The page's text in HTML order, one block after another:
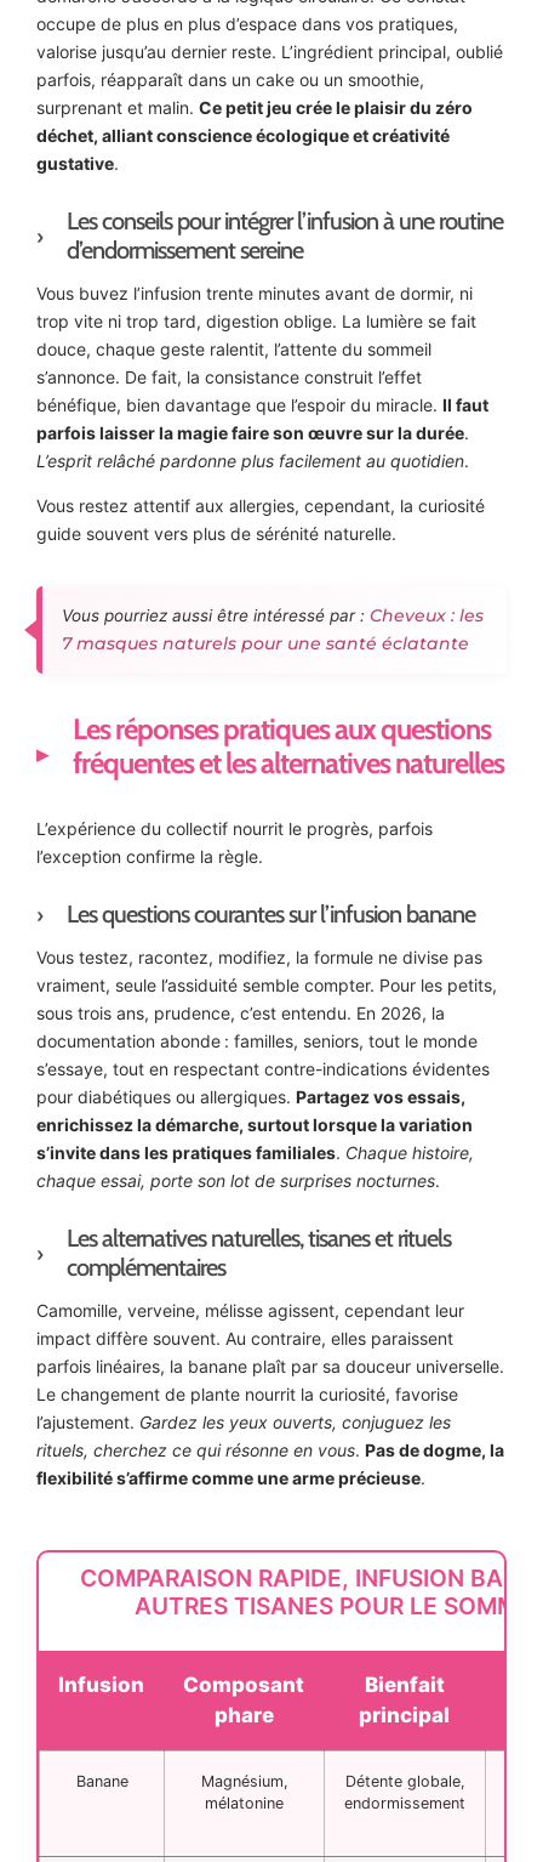
occupe de plus en plus d’espace dans vos pratiques,
valorise jusqu’au dernier reste. L’ingrédient principal, oublié
parfois, réapparaît dans un cake ou un smoothie,
surprenant et malin. Ce petit jeu crée le plaisir du zéro
déchet, alliant conscience écologique et créativité
gustative.
Les conseils pour intégrer l’infusion à une routine
d’endormissement sereine
Vous buvez l’infusion trente minutes avant de dormir, ni
trop vite ni trop tard, digestion oblige. La lumière se fait
douce, chaque geste ralentit, l’attente du sommeil
s’annonce. De fait, la consistance construit l’effet
bénéfique, bien davantage que l’espoir du miracle. Il faut
parfois laisser la magie faire son œuvre sur la durée.
L’esprit relâché pardonne plus facilement au quotidien.
Vous restez attentif aux allergies, cependant, la curiosité
guide souvent vers plus de sérénité naturelle.
Vous pourriez aussi être intéressé par : Cheveux : les
7 masques naturels pour une santé éclatante
Les réponses pratiques aux questions
fréquentes et les alternatives naturelles
L’expérience du collectif nourrit le progrès, parfois
l’exception confirme la règle.
Les questions courantes sur l’infusion banane
Vous testez, racontez, modifiez, la formule ne divise pas
vraiment, seule l’assiduité semble compter. Pour les petits,
sous trois ans, prudence, c’est entendu. En 2026, la
documentation abonde : familles, seniors, tout le monde
s’essaye, tout en respectant contre-indications évidentes
pour diabétiques ou allergiques. Partagez vos essais,
enrichissez la démarche, surtout lorsque la variation
s’invite dans les pratiques familiales. Chaque histoire,
chaque essai, porte son lot de surprises nocturnes.
Les alternatives naturelles, tisanes et rituels
complémentaires
Camomille, verveine, mélisse agissent, cependant leur
impact diffère souvent. Au contraire, elles paraissent
parfois linéaires, la banane plaît par sa douceur universelle.
Le changement de plante nourrit la curiosité, favorise
l’ajustement. Gardez les yeux ouverts, conjuguez les
rituels, cherchez ce qui résonne en vous. Pas de dogme, la
flexibilité s’affirme comme une arme précieuse.
COMPARAISON RAPIDE, INFUSION
AUTRES TISANES POUR LE
Infusion
Composant
phare
Bienfait
principal
Banane
Magnésium,
mélatonine
Détente globale,
endormissement